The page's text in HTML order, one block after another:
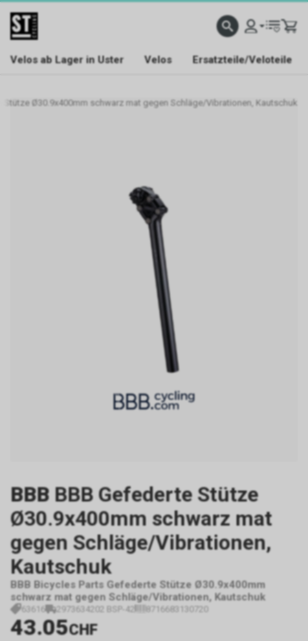
Velos ab Lager in Uster Velos Ersatzteile/Veloteile
Stütze Ø30.9x400mm schwarz mat gegen Schläge/Vibrationen, Kautschuk
BBB BBB Gefederte Stütze
Ø30.9x400mm schwarz mat
gegen Schläge/Vibrationen,
Kautschuk
BBB Bicycles Parts Gefederte Stütze Ø30.9x400mm
schwarz mat gegen Schläge/Vibrationen, Kautschuk
63616 2973634202 BSP-42 8716683130720
43.05CHF